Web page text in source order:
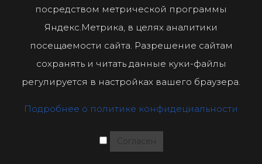
посредством метрической программы
Яндекс.Метрика, в целях аналитики
посещаемости сайта. Разрешение сайтам
сохранять и читать данные куки-файлы
регулируется в настройках вашего браузера.
Подробнее о политике конфидециальности
Согласен